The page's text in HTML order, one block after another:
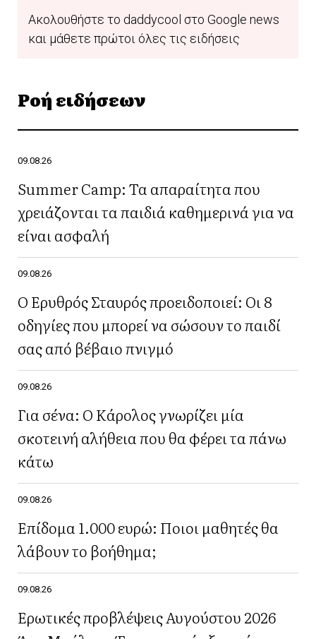
Ακολουθήστε το daddycool στο Google news
και μάθετε πρώτοι όλες τις ειδήσεις
Ροή ειδήσεων
09.08.26
Summer Camp: Τα απαραίτητα που
χρειάζονται τα παιδιά καθημερινά για να
είναι ασφαλή
09.08.26
Ο Ερυθρός Σταυρός προειδοποιεί: Οι 8
οδηγίες που μπορεί να σώσουν το παιδί
σας από βέβαιο πνιγμό
09.08.26
Για σένα: Ο Κάρολος γνωρίζει μία
σκοτεινή αλήθεια που θα φέρει τα πάνω
κάτω
09.08.26
Επίδομα 1.000 ευρώ: Ποιοι μαθητές θα
λάβουν το βοήθημα;
09.08.26
Ερωτικές προβλέψεις Αυγούστου 2026